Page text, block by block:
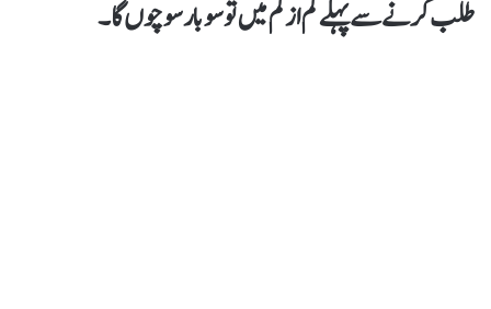
طلب کرنے سے پہلے کم از کم میں تو سوبار سوچوں گا۔